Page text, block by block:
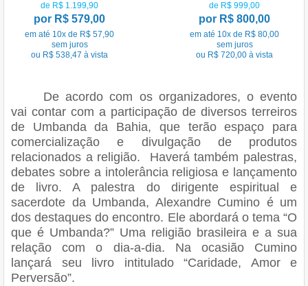
de R$ 1.199,90
por R$ 579,00
em até 10x de R$ 57,90
sem juros
ou R$ 538,47 à vista
de R$ 999,00
por R$ 800,00
em até 10x de R$ 80,00
sem juros
ou R$ 720,00 à vista
De acordo com os organizadores, o evento
vai contar com a participação de diversos terreiros
de Umbanda da Bahia, que terão espaço para
comercialização e divulgação de produtos
relacionados a religião. Haverá também palestras,
debates sobre a intolerância religiosa e lançamento
de livro. A palestra do dirigente espiritual e
sacerdote da Umbanda, Alexandre Cumino é um
dos destaques do encontro. Ele abordará o tema “O
que é Umbanda?” Uma religião brasileira e a sua
relação com o dia-a-dia. Na ocasião Cumino
lançará seu livro intitulado “Caridade, Amor e
Perversão”.